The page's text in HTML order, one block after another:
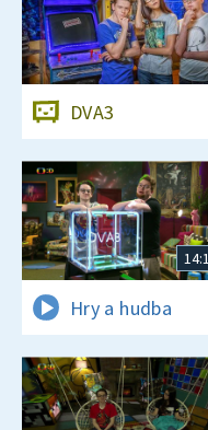
DVA3
Hry a hudba